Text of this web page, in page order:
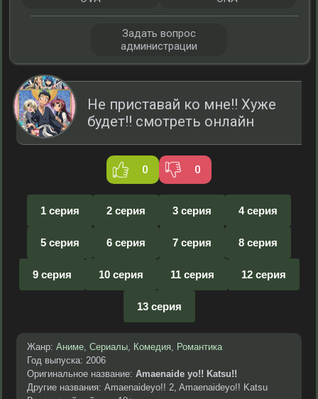
Не приставай ко мне!! Хуже
будет!! смотреть онлайн
0 0
1 серия 2 серия 3 серия 4 серия
5 серия 6 серия 7 серия 8 серия
9 серия 10 серия 11 серия 12 серия
13 серия
Жанр: Аниме, Сериалы, Комедия, Романтика
Год выпуска: 2006
Оригинальное название: Amaenaide yo!! Katsu!!
Другие названия: Amaenaideyo!! 2, Amaenaideyo!! Katsu
Задать вопрос
администрации